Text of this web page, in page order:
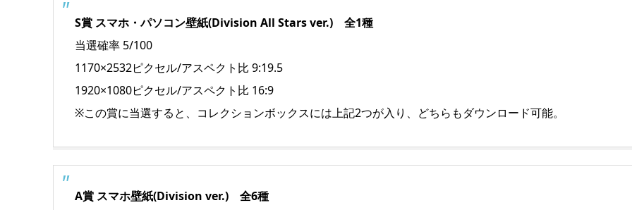
S賞 スマホ・パソコン壁紙(Division All Stars ver.) 全1種
当選確率 5/100
1170×2532ピクセル/アスペクト比 9:19.5
1920×1080ピクセル/アスペクト比 16:9
※この賞に当選すると、コレクションボックスには上記2つが入り、どちらもダウンロード可能。
A賞 スマホ壁紙(Division ver.) 全6種